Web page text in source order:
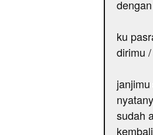
ku
dirimu
sudah